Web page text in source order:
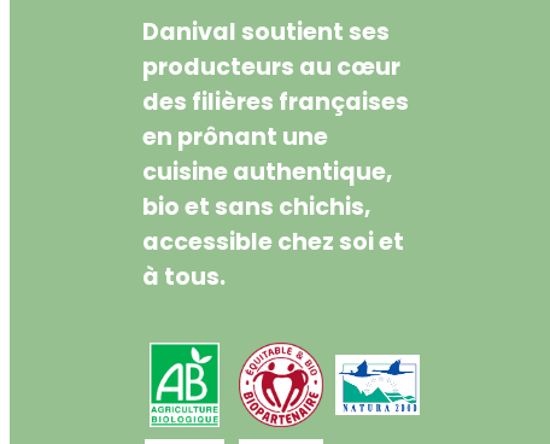
Danival soutient ses
producteurs au cœur
des filières françaises
en prônant une
cuisine authentique,
bio et sans chichis,
accessible chez soi et
à tous.